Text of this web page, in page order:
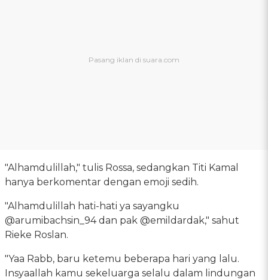
"Alhamdulillah," tulis Rossa, sedangkan Titi Kamal
hanya berkomentar dengan emoji sedih.
"Alhamdulillah hati-hati ya sayangku
@arumibachsin_94 dan pak @emildardak," sahut
Rieke Roslan.
"Yaa Rabb, baru ketemu beberapa hari yang lalu.
Insyaallah kamu sekeluarga selalu dalam lindungan